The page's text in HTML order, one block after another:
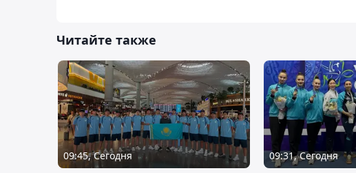
Читайте также
09:45, Сегодня 09:31, Сегодня